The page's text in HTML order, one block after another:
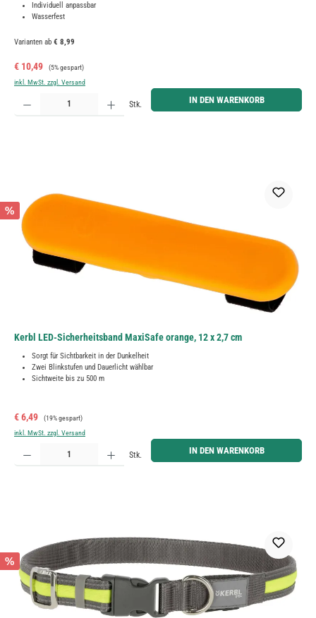
Individuell anpassbar
Wasserfest
Varianten ab € 8,99
Verkaufspreis:
€ 10,49 Regulärer Preis:
(5% gespart)
inkl. MwSt. zzgl. Versand
Produkt Anzahl: Gib den gewünschten Wert ein oder benutze die Schaltflächen um die Anzahl zu
Stk. IN DEN WARENKORB
%
Kerbl LED-Sicherheitsband MaxiSafe orange, 12 x 2,7 cm
Sorgt für Sichtbarkeit in der Dunkelheit
Zwei Blinkstufen und Dauerlicht wählbar
Sichtweite bis zu 500 m
Verkaufspreis:
€ 6,49 Regulärer Preis:
(19% gespart)
inkl. MwSt. zzgl. Versand
Produkt Anzahl: Gib den gewünschten Wert ein oder benutze die Schaltflächen um die Anzahl zu
Stk. IN DEN WARENKORB
%